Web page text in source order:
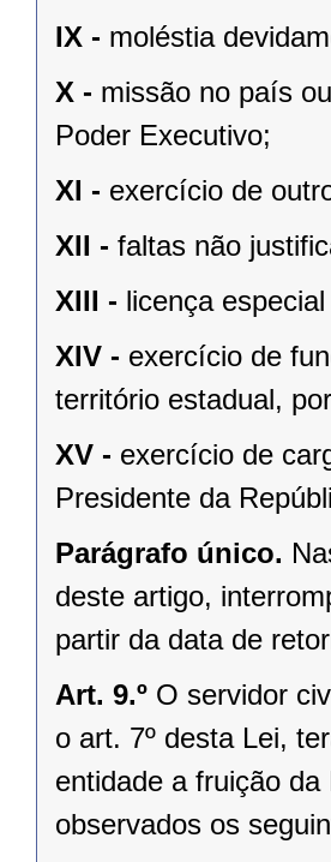
IX - moléstia
X - missão no país
Poder Executivo;
XI - exercício de
XII - faltas não
XIII - licença
XIV - exercício de
território estadual,
XV - exercício de
Presidente da
Parágrafo único.
deste artigo,
partir da data de
Art. 9.º O servidor
o art. 7º desta Lei,
entidade a fruição
observados os